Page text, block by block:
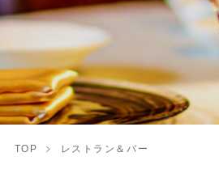
TOP レストラン＆バー